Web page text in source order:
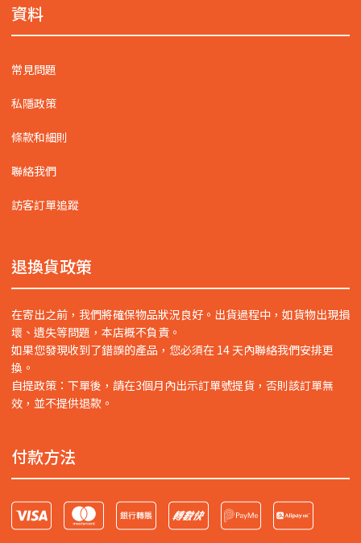
資料
常見問題
私隱政策
條款和細則
聯絡我們
訪客訂單追蹤
退換貨政策
在寄出之前，我們將確保物品狀況良好。出貨過程中，如貨物出現損
壞、遺失等問題，本店概不負責。
如果您發現收到了錯誤的產品，您必須在 14 天內聯絡我們安排更
換。
自提政策：下單後，請在3個月內出示訂單號提貨，否則該訂單無
效，並不提供退款。
付款方法